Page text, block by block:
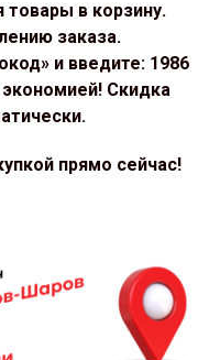
в корзину.
заказа.
и введите: 1986
Скидка
прямо сейчас!